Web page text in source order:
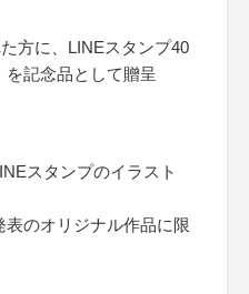
方に、LINEスタンプ40
記念品として贈呈
スタンプのイラスト
のオリジナル作品に限